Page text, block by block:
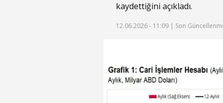
kaydettiğini açıkladı.
12.06.2026 - 11:09 | Son